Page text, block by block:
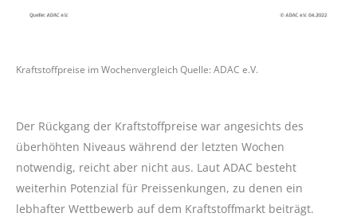
Kraftstoffpreise im Wochenvergleich Quelle: ADAC e.V.
Der Rückgang der Kraftstoffpreise war angesichts des
überhöhten Niveaus während der letzten Wochen
notwendig, reicht aber nicht aus. Laut ADAC besteht
weiterhin Potenzial für Preissenkungen, zu denen ein
lebhafter Wettbewerb auf dem Kraftstoffmarkt beiträgt.